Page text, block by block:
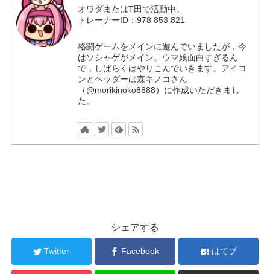
オワダまたはT田で活動中。
トレーナーID：978 853 821
格闘ゲームをメインに遊んでいましたが，今
はソシャゲがメイン。ウマ娘面白すぎるん
で，しばらくはやりこんでいきます。アイコ
ンとヘッダーは森キノコさん
（@morikinoko8888）に作成いただきまし
た。
シェアする
Twitter Facebook はてブ